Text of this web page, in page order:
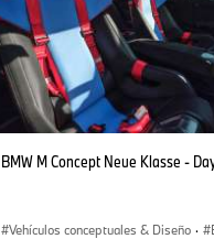
BMW M Concept Neue Klasse -
Vehículos conceptuales & Diseño ·